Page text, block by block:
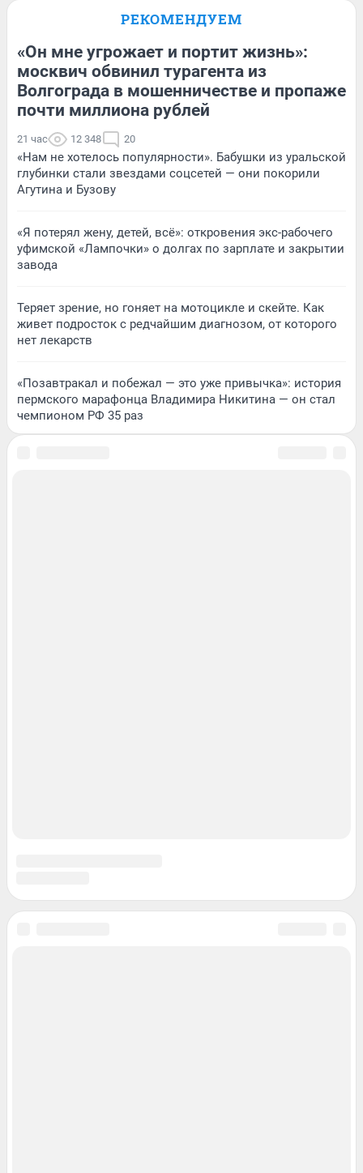
РЕКОМЕНДУЕМ
«Он мне угрожает и портит жизнь»:
москвич обвинил турагента из
Волгограда в мошенничестве и пропаже
почти миллиона рублей
21 час 12 348 20
«Нам не хотелось популярности». Бабушки из уральской
глубинки стали звездами соцсетей — они покорили
Агутина и Бузову
«Я потерял жену, детей, всё»: откровения экс-рабочего
уфимской «Лампочки» о долгах по зарплате и закрытии
завода
Теряет зрение, но гоняет на мотоцикле и скейте. Как
живет подросток с редчайшим диагнозом, от которого
нет лекарств
«Позавтракал и побежал — это уже привычка»: история
пермского марафонца Владимира Никитина — он стал
чемпионом РФ 35 раз